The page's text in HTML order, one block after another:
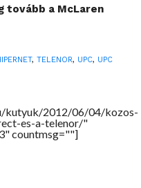
két legnagyobb
100 GB éjszaka
vehetnek
az előfizetők,
több digitális
számos
HBO – közül
tovább a McLaren
, TELENOR, UPC, UPC
kutyuk/2012/06/04/kozos-
es-a-telenor/"
countmsg=""]